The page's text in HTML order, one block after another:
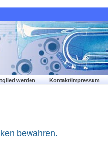
werden Kontakt/Impressum
bewahren.